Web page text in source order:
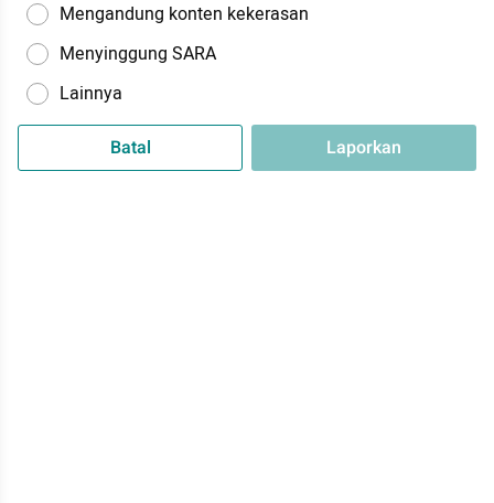
Mengandung konten kekerasan
Menyinggung SARA
Lainnya
Batal Laporkan